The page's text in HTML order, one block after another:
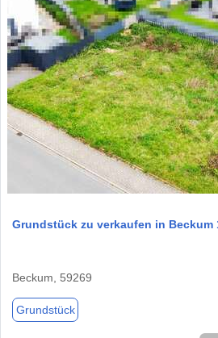
Grundstück zu verkaufen in Beckum
Beckum, 59269
Grundstück